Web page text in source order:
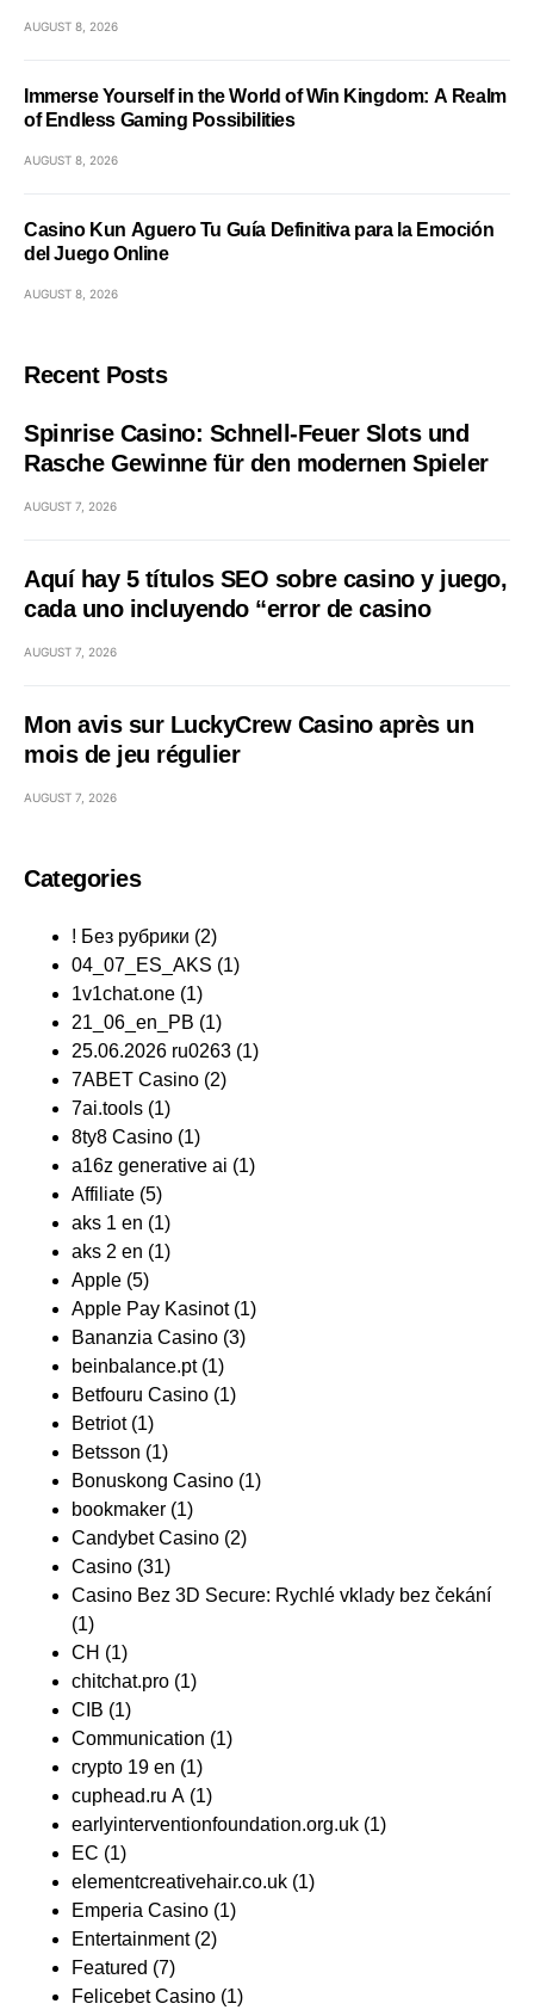
AUGUST 8, 2026
Immerse Yourself in the World of Win Kingdom: A Realm
of Endless Gaming Possibilities
AUGUST 8, 2026
Casino Kun Aguero Tu Guía Definitiva para la Emoción
del Juego Online
AUGUST 8, 2026
Recent Posts
Spinrise Casino: Schnell‑Feuer Slots und
Rasche Gewinne für den modernen Spieler
AUGUST 7, 2026
Aquí hay 5 títulos SEO sobre casino y juego,
cada uno incluyendo “error de casino
AUGUST 7, 2026
Mon avis sur LuckyCrew Casino après un
mois de jeu régulier
AUGUST 7, 2026
Categories
! Без рубрики (2)
04_07_ES_AKS (1)
1v1chat.one (1)
21_06_en_PB (1)
25.06.2026 ru0263 (1)
7ABET Casino (2)
7ai.tools (1)
8ty8 Casino (1)
a16z generative ai (1)
Affiliate (5)
aks 1 en (1)
aks 2 en (1)
Apple (5)
Apple Pay Kasinot(1)
Bananzia Casino (3)
beinbalance.pt(1)
Betfouru Casino (1)
Betriot(1)
Betsson (1)
Bonuskong Casino (1)
bookmaker (1)
Candybet Casino (2)
Casino (31)
Casino Bez 3D Secure: Rychlé vklady bez čekání
(1)
CH (1)
chitchat.pro (1)
CIB (1)
Communication (1)
crypto 19 en (1)
cuphead.ru A (1)
earlyinterventionfoundation.org.uk (1)
EC (1)
elementcreativehair.co.uk (1)
Emperia Casino (1)
Entertainment(2)
Featured (7)
Felicebet Casino (1)